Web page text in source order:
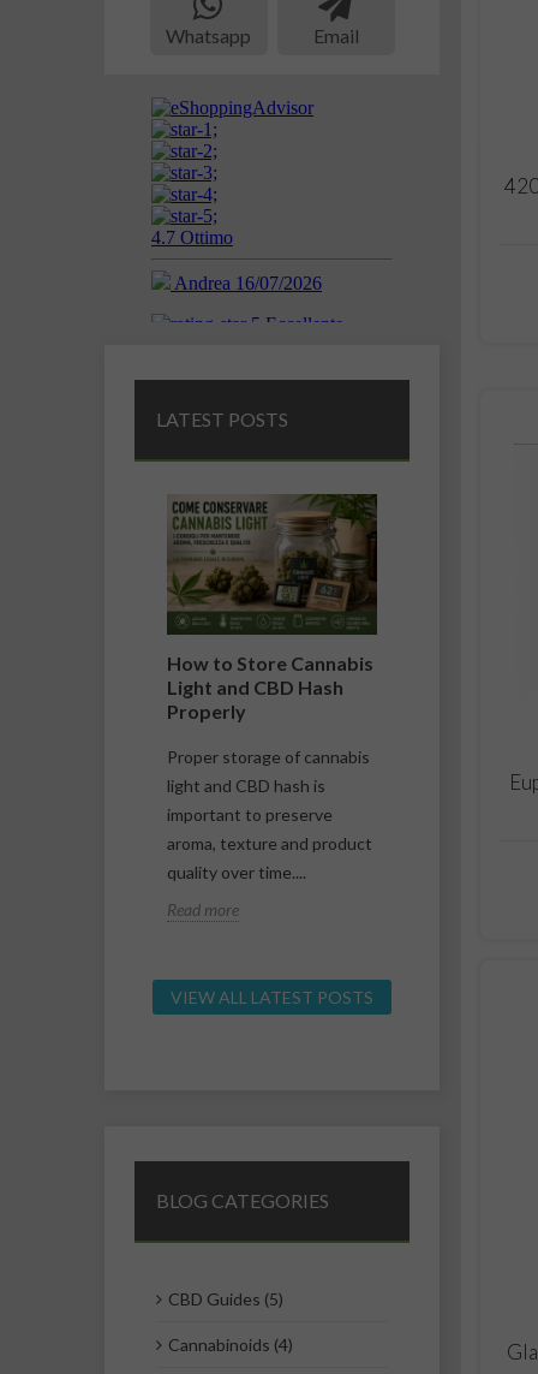
Whatsapp Email
LATEST POSTS
How to Store Cannabis
Light and CBD Hash
Properly
Proper storage of cannabis
light and CBD hash is
important to preserve
aroma, texture and product
quality over time....
Read more
marijuana
confused,
related to
VIEW ALL LATEST POSTS
BLOG CATEGORIES
CBD Guides (5)
Cannabinoids (4)